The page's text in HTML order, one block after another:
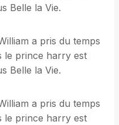
Belle la Vie.
a pris du temps
le prince harry est
Belle la Vie.
a pris du temps
le prince harry est